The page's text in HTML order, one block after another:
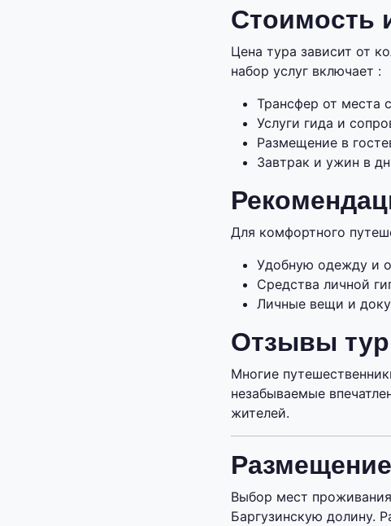
Стоимость
Цена тура зависит от
набор услуг включает :
Трансфер от места
Услуги гида и
Размещение в
Завтрак и ужин в
Для комфортного
Удобную одежду и
Средства личной
Личные вещи и
Отзывы
Многие
незабываемые
жителей.
Выбор мест
Баргузинскую долину.